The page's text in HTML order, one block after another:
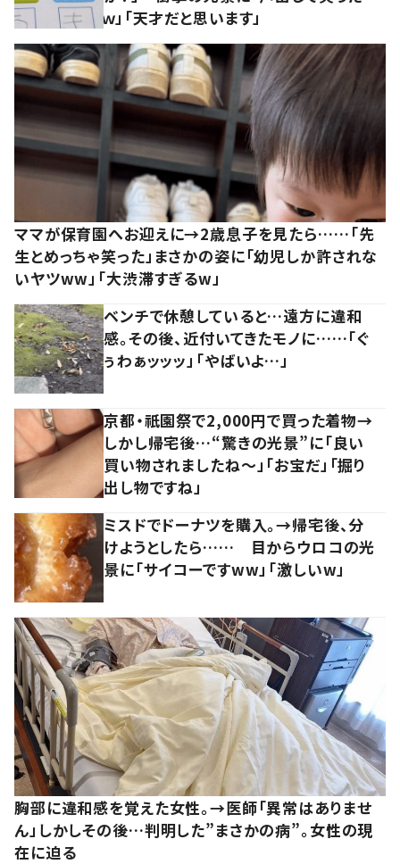
ｗ」「天才だと思います」
ママが保育園へお迎えに→2歳息子を見たら……「先
生とめっちゃ笑った」まさかの姿に「幼児しか許されな
いヤツww」「大渋滞すぎるw」
ベンチで休憩していると…遠方に違和
感。その後、近付いてきたモノに……「ぐ
ぅわぁッッッ」「やばいよ…」
京都・祇園祭で2,000円で買った着物→
しかし帰宅後…“驚きの光景”に「良い
買い物されましたね～」「お宝だ」「掘り
出し物ですね」
ミスドでドーナツを購入。→帰宅後、分
けようとしたら…… 目からウロコの光
景に「サイコーですww」「激しいw」
胸部に違和感を覚えた女性。→医師「異常はありませ
ん」しかしその後…判明した”まさかの病”。女性の現
在に迫る